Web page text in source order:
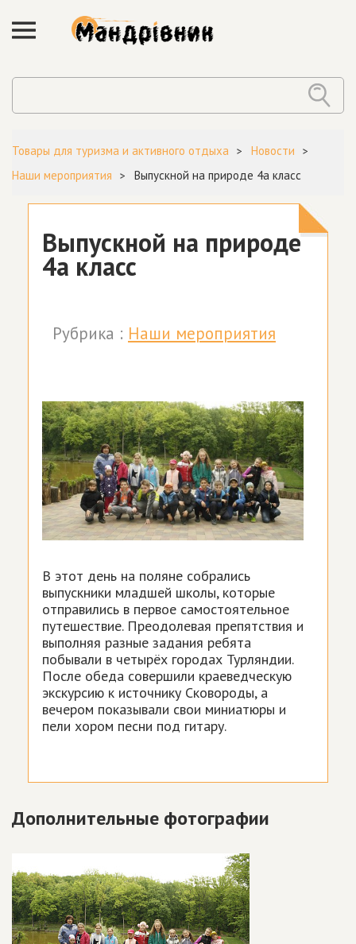
Товары для туризма и активного отдыха
Новости
Наши мероприятия
Выпускной на природе 4а класс
Выпускной на природе
4а класс
Рубрика : Наши мероприятия
В этот день на поляне собрались
выпускники младшей школы, которые
отправились в первое самостоятельное
путешествие. Преодолевая препятствия и
выполняя разные задания ребята
побывали в четырёх городах Турляндии.
После обеда совершили краеведческую
экскурсию к источнику Сковороды, а
вечером показывали свои миниатюры и
пели хором песни под гитару.
Дополнительные фотографии